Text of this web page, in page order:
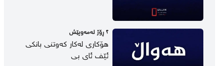
٢ ڕۆژ لەمەوپێش
هۆکاری لەکار کەوتنی بانکی
ئێف ئای بی